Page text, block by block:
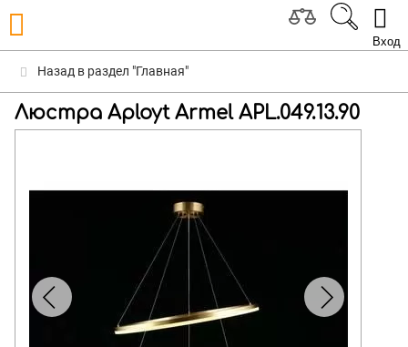
Вход
Назад в раздел "Главная"
Люстра Aployt Armel APL.049.13.90